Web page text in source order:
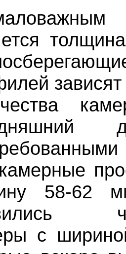
58-62
с